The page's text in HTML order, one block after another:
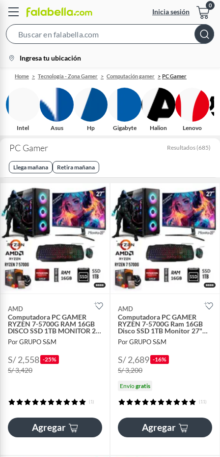
Inicia sesión
Bar
location-
icon
Ingresa tu ubicación
Home Tecnología - Zona Gamer Computación gamer PC Gamer
Intel Asus Hp Gigabyte Halion Lenovo
PC Gamer Resultados (685)
Llega mañana Retira mañana
AMD
Computadora PC GAMER
RYZEN 7-5700G RAM 16GB
DISCO SSD 1TB MONITOR 27”
FHD
Por GRUPO S&M
S/ 2,558 -25%
S/ 3,420
(1)
Agregar
AMD
Computadora PC GAMER
RYZEN 7-5700G Ram 16GB
Disco SSD 1TB Monitor 27"
FULL HD
Por GRUPO S&M
S/ 2,689 -16%
S/ 3,200
Envíogratis
(11)
Agregar